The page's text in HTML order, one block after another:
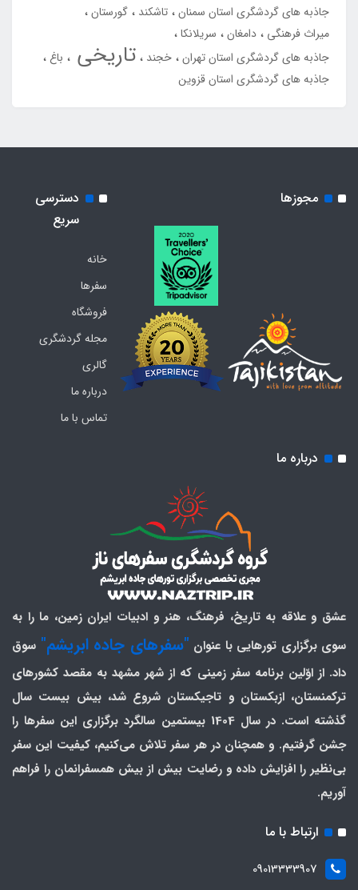
جاذبه های گردشگری استان سمنان تاشکند
گورستان
میراث فرهنگی
دامغان
سریلانکا
جاذبه های گردشگری استان تهران خجند تاریخی
باغ
جاذبه های گردشگری استان قزوین
مجوزها
دسترسی
سریع
خانه
سفرها
فروشگاه
مجله گردشگری
گالری
درباره ما
تماس با ما
درباره ما
عشق و علاقه به تاریخ، فرهنگ، هنر و ادبیات ایران زمین، ما را به
سوی برگزاری تورهایی با عنوان "سفرهای جاده ابریشم" سوق
داد. از اوّلین برنامه سفر زمینی که از شهر مشهد به مقصد کشورهای
ترکمنستان، ازبکستان و تاجیکستان شروع شد، بیش بیست سال
گذشته است. در سال 1404 بیستمین سالگرد برگزاری این سفرها را
جشن گرفتیم. و همچنان در هر سفر تلاش می‌کنیم، کیفیت این سفر
بی‌نظیر را افزایش داده و رضایت بیش از بیش همسفرانمان را فراهم
آوریم.
ارتباط با ما
09013333907